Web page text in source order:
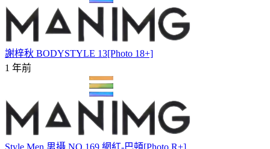
謝梓秋 BODYSTYLE 13[Photo 18+]
1 年前